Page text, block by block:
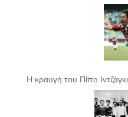
Η κραυγή του Πίπο Ιντζάγκι